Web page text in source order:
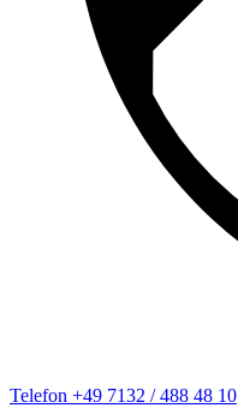
Telefon +49 7132 / 488 48 10